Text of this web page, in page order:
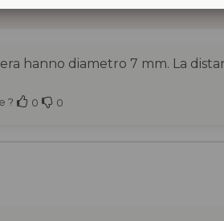
hanno diametro 7 mm. La
?
0 0